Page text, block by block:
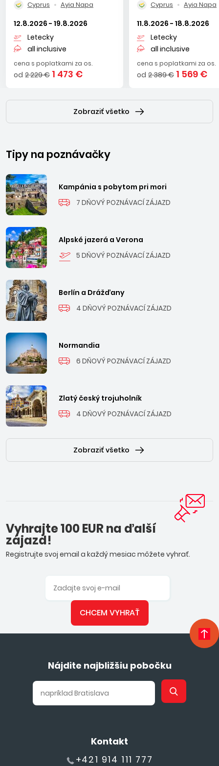
dovolenka objednaná ako
First moment aleboLast
minute, či ako darček pre Vašich blízkych, ktorým chcete
ostrova, uvidíte, že dovolenka vo Vás zanechá krásne
spomienky na tento čarokrásny ostrov. Let z Bratislavy do
Larnaky trvá približne 2 hodiny 55 minút.
Cyprus Ayia Napa
12.8.2026 - 19.8.2026
Letecky
all inclusive
cena s poplatkami za os.
od 2 229 € 1 473 €
Cyprus Ayia Napa
11.8.2026 - 18.8.2026
Letecky
all inclusive
cena s poplatkami za os.
od 2 389 € 1 569 €
Zobraziť všetko
Tipy na poznávačky
Kampánia s pobytom pri mori
7 DŇOVÝ POZNÁVACÍ ZÁJAZD
Alpské jazerá a Verona
5 DŇOVÝ POZNÁVACÍ ZÁJAZD
Berlín a Drážďany
4 DŇOVÝ POZNÁVACÍ ZÁJAZD
Normandia
6 DŇOVÝ POZNÁVACÍ ZÁJAZD
Zlatý český trojuholník
4 DŇOVÝ POZNÁVACÍ ZÁJAZD
Zobraziť všetko
Vyhrajte 100 EUR na ďalší
zájazd!
Registrujte svoj email a každý mesiac môžete vyhrať.
CHCEM VYHRAŤ
Nájdite najbližšiu pobočku
Kontakt
+421 914 111 777